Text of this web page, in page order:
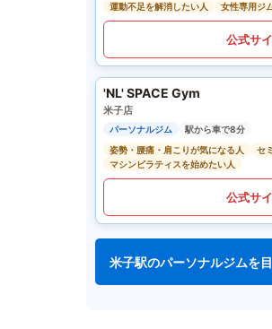
運動不足を解消したい人
女性専用ジ
公式サ
'NL' SPACE Gym
米子店
パーソナルジム
駅から車で8分
姿勢・腰痛・肩こりが気になる人
セ
マシンピラティスを始めたい人
公式サ
米子駅のパーソナルジムを